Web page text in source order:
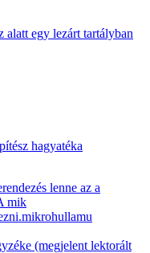
egy lezárt tartályban
hagyatéka
lenne az a
mik
(megjelent lektorált